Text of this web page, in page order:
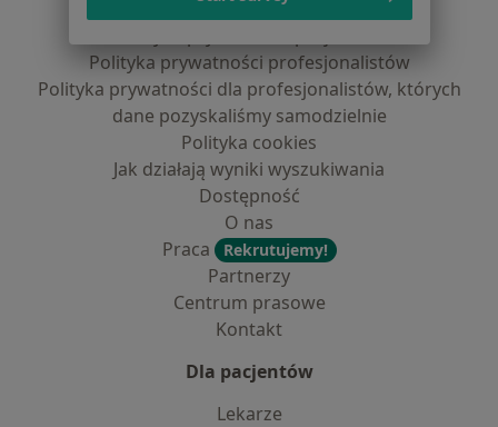
Regulamin
Polityka prywatności profesjonalistów
Polityka prywatności dla profesjonalistów, których
dane pozyskaliśmy samodzielnie
Polityka cookies
Jak działają wyniki wyszukiwania
Dostępność
O nas
Praca
Rekrutujemy!
Partnerzy
Centrum prasowe
Kontakt
Dla pacjentów
Lekarze